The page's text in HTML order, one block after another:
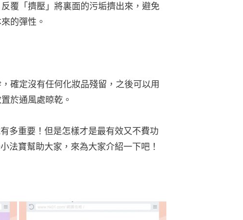
覆「擠壓」將裏面的污垢擠出來，避免
的彈性。
確定沒有任何化妝品殘留，之後可以用
於通風處晾乾。
多重要！但是怎樣才是最有效又不費功
法寶幫助大家，來為大家介紹一下吧！